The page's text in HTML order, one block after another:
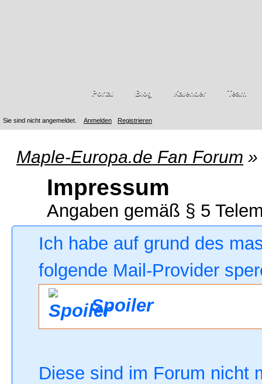
Sie sind nicht angemeldet. Anmelden Registrieren
Portal Blog Kalender Team
Maple-Europa.de Fan Forum »
Impressum
Angaben gemäß § 5
Ich habe auf grund des
folgende Mail-Provider
Spoiler
Diese sind im Forum nicht